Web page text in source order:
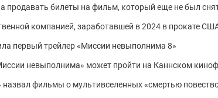
продавать билеты на фильм, который еще не был
компанией, заработавшей в 2024 в прокате
первый трейлер «Миссии невыполнима 8»
невыполнима» может пройти на Каннском
назвал фильмы о мультивселенных «смертью